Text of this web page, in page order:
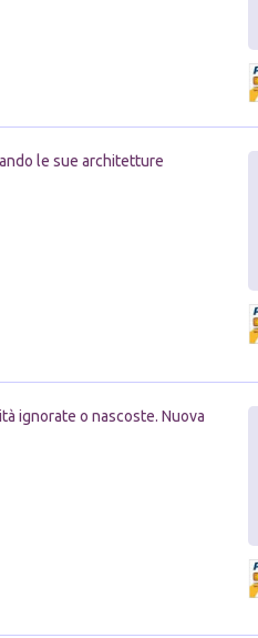
le sue architetture
ignorate o nascoste. Nuova